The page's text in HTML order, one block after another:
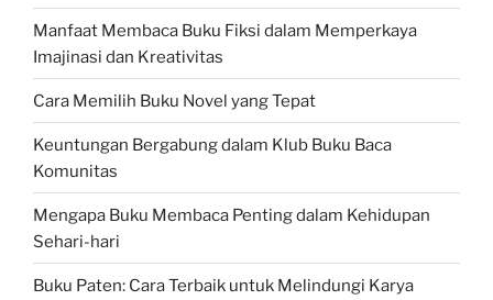
Manfaat Membaca Buku Fiksi dalam Memperkaya
Imajinasi dan Kreativitas
Cara Memilih Buku Novel yang Tepat
Keuntungan Bergabung dalam Klub Buku Baca
Komunitas
Mengapa Buku Membaca Penting dalam Kehidupan
Sehari-hari
Buku Paten: Cara Terbaik untuk Melindungi Karya